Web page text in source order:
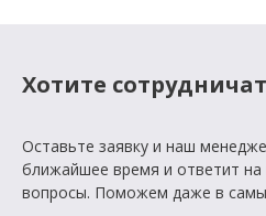
Хотите
Оставьте заявку и наш
ближайшее время и ответит
вопросы. Поможем даже в